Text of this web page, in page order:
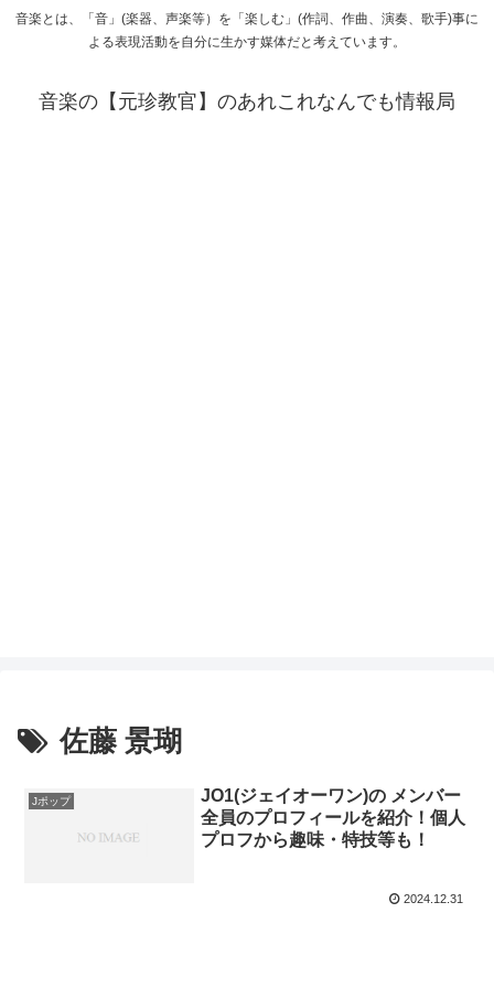
音楽とは、「音」(楽器、声楽等）を「楽しむ」(作詞、作曲、演奏、歌手)事に
よる表現活動を自分に生かす媒体だと考えています。
音楽の【元珍教官】のあれこれなんでも情報局
佐藤 景瑚
Jポップ
JO1(ジェイオーワン)の メンバー
全員のプロフィールを紹介！個人
プロフから趣味・特技等も！
2024.12.31